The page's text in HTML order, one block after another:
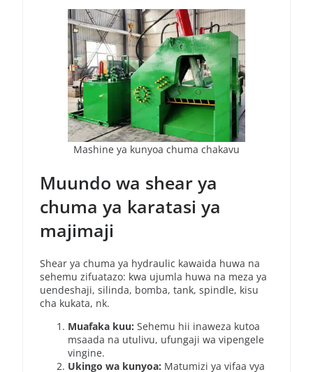
Mashine ya kunyoa chuma chakavu
Muundo wa shear ya
chuma ya karatasi ya
majimaji
Shear ya chuma ya hydraulic kawaida huwa na
sehemu zifuatazo: kwa ujumla huwa na meza ya
uendeshaji, silinda, bomba, tank, spindle, kisu
cha kukata, nk.
Muafaka kuu: Sehemu hii inaweza kutoa
msaada na utulivu, ufungaji wa vipengele
vingine.
Ukingo wa kunyoa: Matumizi ya vifaa vya